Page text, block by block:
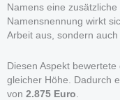
Namens eine
Namensnennung wirkt
Arbeit aus, sondern
Diesen Aspekt
gleicher Höhe. Dadurch
von 2.875 Euro